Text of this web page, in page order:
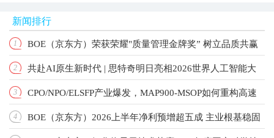
新闻排行
1 BOE（京东方）荣获荣耀"质量管理金牌奖” 树立品质共赢
产业新标杆
2 共赴AI原生新时代 | 思特奇明日亮相2026世界人工智能大
会！
3 CPO/NPO/ELSFP产业爆发，MAP900-MSOP如何重构高速
光测标准？
4 BOE（京东方）2026上半年净利预增超五成 主业根基稳固